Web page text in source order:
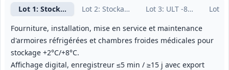
Lot 1: Stockage positif +2/+8°C
Lot 2: Stockage négatif -20/-40°C
Lot 3: ULT -80/-86°CLot
Fourniture, installation, mise en service et maintenance
d'armoires réfrigérées et chambres froides médicales pour
stockage +2°C/+8°C.
Affichage digital, enregistreur ≤5 min / ≥15 j avec export